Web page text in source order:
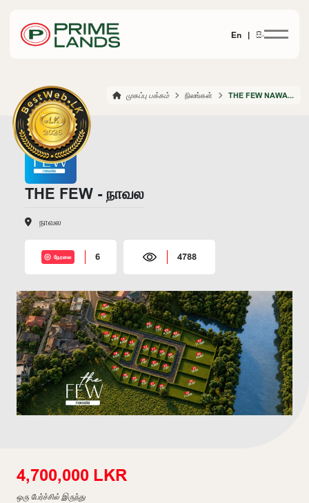
En | සිං
முகப்பு பக்கம் நிலங்கள் THE FEW NAWALA
THE FEW - நாவல
நாவல
நேரலை 6 4788
4,700,000 LKR
ஒரு பேர்ச்சில் இருந்து